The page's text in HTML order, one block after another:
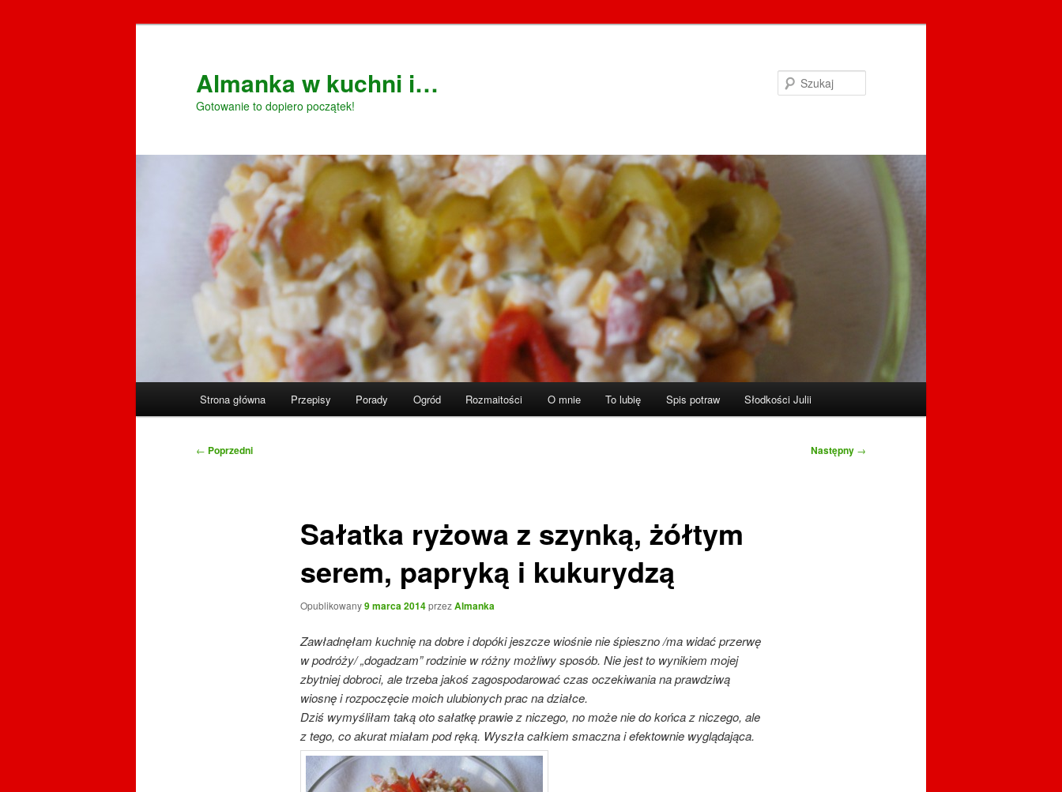
Almanka w kuchni i…
Gotowanie to dopiero początek!
Strona główna Przepisy Porady Ogród Rozmaitości O mnie To lubię Spis potraw Słodkości Julii
Nawigacja
← Poprzedni Następny →
Sałatka ryżowa z szynką, żółtym
serem, papryką i kukurydzą
Opublikowany9 marca 2014przezAlmanka
Zawładnęłam kuchnię na dobre i dopóki jeszcze wiośnie nie śpieszno /ma widać przerwę
w podróży/ „dogadzam” rodzinie w różny możliwy sposób. Nie jest to wynikiem mojej
zbytniej dobroci, ale trzeba jakoś zagospodarować czas oczekiwania na prawdziwą
wiosnę i rozpoczęcie moich ulubionych prac na działce.
Dziś wymyśliłam taką oto sałatkę prawie z niczego, no może nie do końca z niczego, ale
z tego, co akurat miałam pod ręką. Wyszła całkiem smaczna i efektownie wyglądająca.